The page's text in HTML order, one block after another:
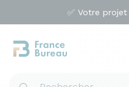
✅ Votre